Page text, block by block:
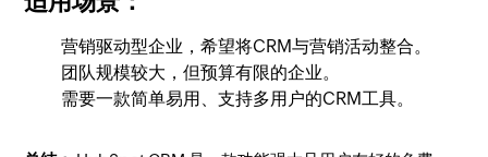
营销驱动型企业，希望将CRM与营销活动整合。
团队规模较大，但预算有限的企业。
需要一款简单易用、支持多用户的CRM工具。